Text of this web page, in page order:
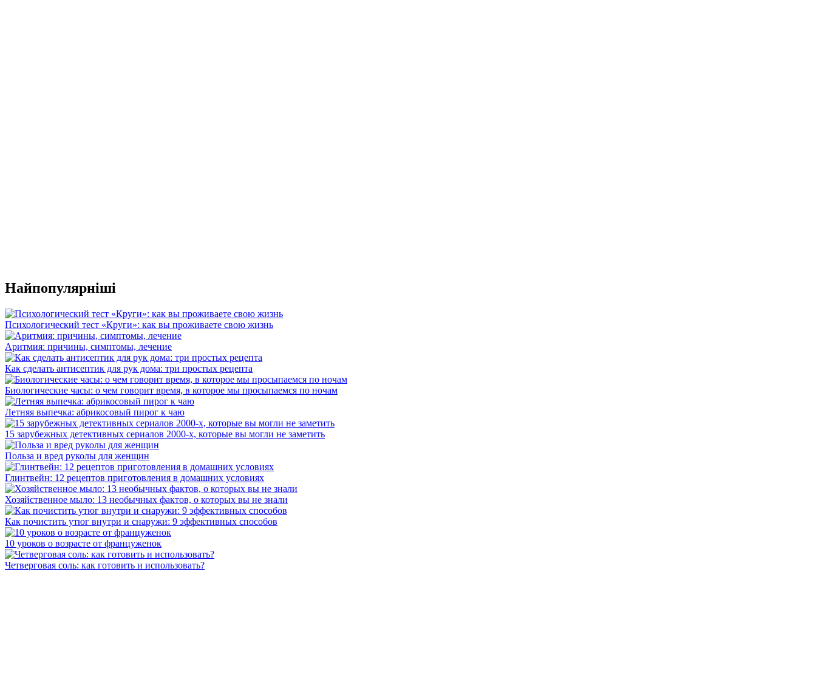
Найпопулярніші
Психологический тест «Круги»: как вы проживаете свою жизнь
Аритмия: причины, симптомы, лечение
Как сделать антисептик для рук дома: три простых рецепта
Биологические часы: о чем говорит время, в которое мы просыпаемся по ночам
Летняя выпечка: абрикосовый пирог к чаю
15 зарубежных детективных сериалов 2000-х, которые вы могли не заметить
Польза и вред руколы для женщин
Глинтвейн: 12 рецептов приготовления в домашних условиях
Хозяйственное мыло: 13 необычных фактов, о которых вы не знали
Как почистить утюг внутри и снаружи: 9 эффективных способов
10 уроков о возрасте от француженок
Четверговая соль: как готовить и использовать?